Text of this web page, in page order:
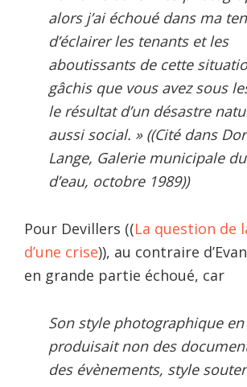
alors j’ai échoué dans ma
d’éclairer les tenants et les
aboutissants de cette
gâchis que vous avez sous
le résultat d’un désastre
aussi social. » ((Cité dans
Lange, Galerie municipale
d’eau, octobre 1989))
Pour Devillers ((La question de
d’une crise)), au contraire
en grande partie échoué, car
Son style photographique en
produisait non des
des évènements, style